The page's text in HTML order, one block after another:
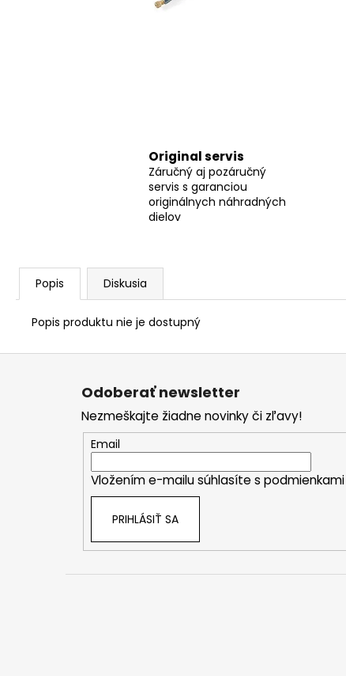
Original servis
Záručný aj pozáručný
servis s garanciou
originálnych náhradných
dielov
Popis Diskusia
Popis produktu nie je dostupný
FLEX SAM-C 32 AS/NL CLIP-ADAPTÉR
Z
Odoberať newsletter
Nezmeškajte žiadne novinky či zľavy!
Email
Vložením e-mailu súhlasíte s
PRIHLÁSIŤ SA